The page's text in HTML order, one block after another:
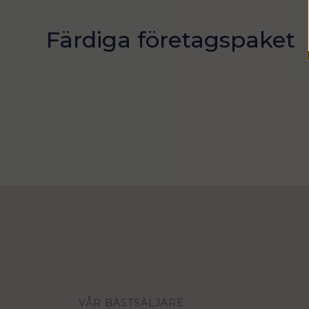
Färdiga företagspaket
VÅR BÄSTSÄLJARE